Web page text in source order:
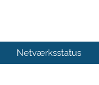
Netværksstatus